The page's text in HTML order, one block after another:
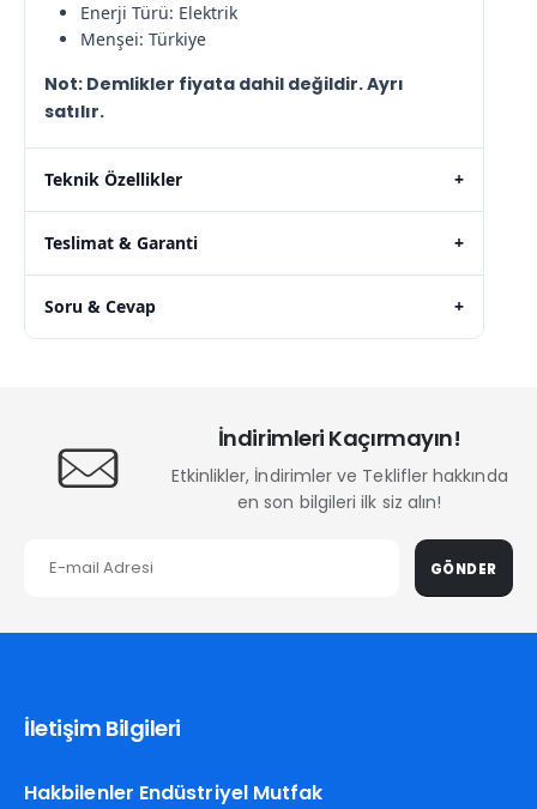
Enerji Türü: Elektrik
Menşei: Türkiye
Not: Demlikler fiyata dahil değildir. Ayrı
satılır.
Teknik Özellikler +
Teslimat & Garanti +
Soru & Cevap +
İndirimleri Kaçırmayın!
Etkinlikler, İndirimler ve Teklifler hakkında
en son bilgileri ilk siz alın!
GÖNDER
İletişim Bilgileri
Hakbilenler Endüstriyel Mutfak